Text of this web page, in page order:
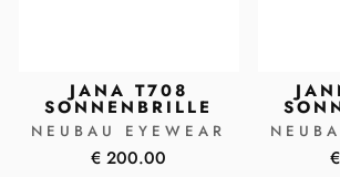
JANA T708
SONNENBRILLE
NEUBAU EYEWEAR
€ 200.00